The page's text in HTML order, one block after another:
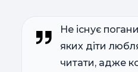
Не існує
яких діти
читати, адже